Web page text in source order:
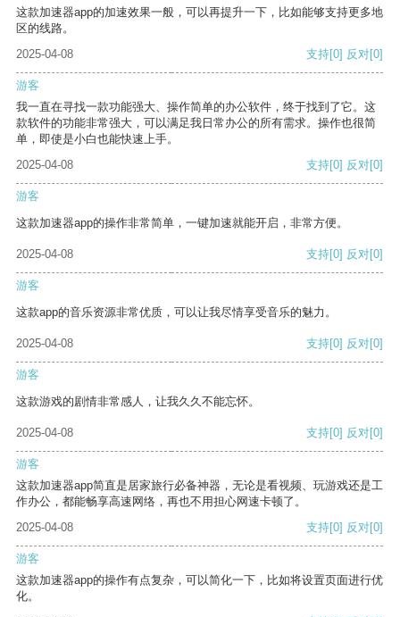
这款加速器app的加速效果一般，可以再提升一下，比如能够支持更多地
区的线路。
2025-04-08
支持[0] 反对[0]
游客
我一直在寻找一款功能强大、操作简单的办公软件，终于找到了它。这
款软件的功能非常强大，可以满足我日常办公的所有需求。操作也很简
单，即使是小白也能快速上手。
2025-04-08
支持[0] 反对[0]
游客
这款加速器app的操作非常简单，一键加速就能开启，非常方便。
2025-04-08 支持[0] 反对[0]
游客
这款app的音乐资源非常优质，可以让我尽情享受音乐的魅力。
2025-04-08 支持[0] 反对[0]
游客
这款游戏的剧情非常感人，让我久久不能忘怀。
2025-04-08 支持[0] 反对[0]
游客
这款加速器app简直是居家旅行必备神器，无论是看视频、玩游戏还是工
作办公，都能畅享高速网络，再也不用担心网速卡顿了。
2025-04-08
支持[0] 反对[0]
游客
这款加速器app的操作有点复杂，可以简化一下，比如将设置页面进行优
化。